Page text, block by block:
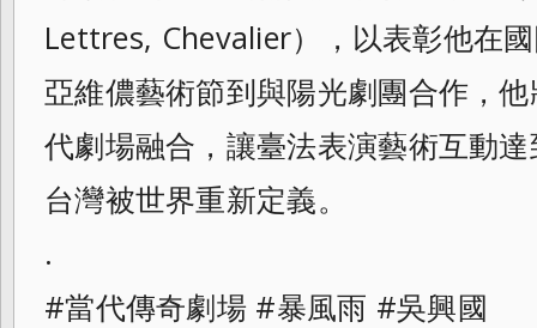
Lettres, Chevalier），以表彰他在
亞維儂藝術節到與陽光劇團合作，
代劇場融合，讓臺法表演藝術互動
台灣被世界重新定義。
.
#當代傳奇劇場 #暴風雨 #吳興國